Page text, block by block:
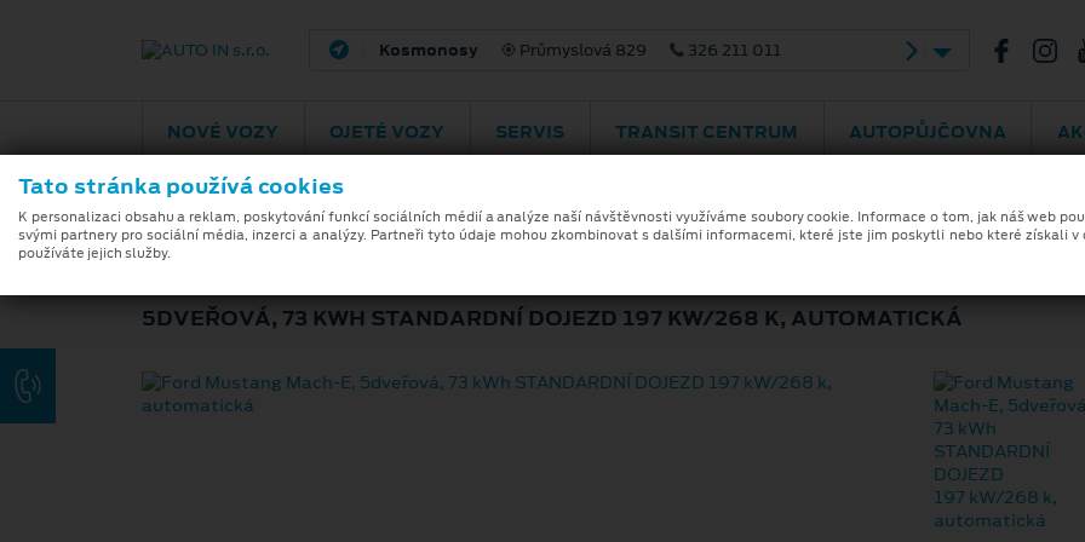
Pardubice Poděbradská 292 469 775 075
NOVÉ VOZY OJETÉ VOZY SERVIS TRANSIT CENTRUM AUTOPŮJČOVNA
FORD MUSTANG MACH-E
5DVEŘOVÁ, 73 KWH STANDARDNÍ DOJEZD 197 KW/268 K, AUTOMATICKÁ
Tato stránka používá cookies
K personalizaci obsahu a reklam, poskytování funkcí sociálních médií a analýze naší návštěvnosti využíváme soubory cookie. Informace o tom, jak náš web
svými partnery pro sociální média, inzerci a analýzy. Partneři tyto údaje mohou zkombinovat s dalšími informacemi, které jste jim poskytli nebo které získali v
používáte jejich služby.